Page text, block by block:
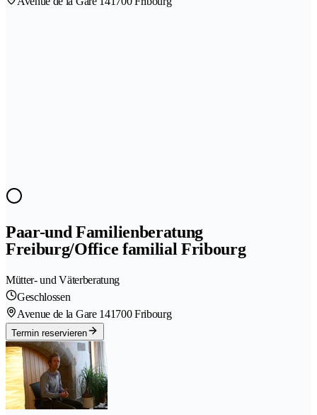
Paar-und Familienberatung
Freiburg/Office familial Fribourg
Mütter- und Väterberatung
Geschlossen
Avenue de la Gare 141700 Fribourg
Termin reservieren